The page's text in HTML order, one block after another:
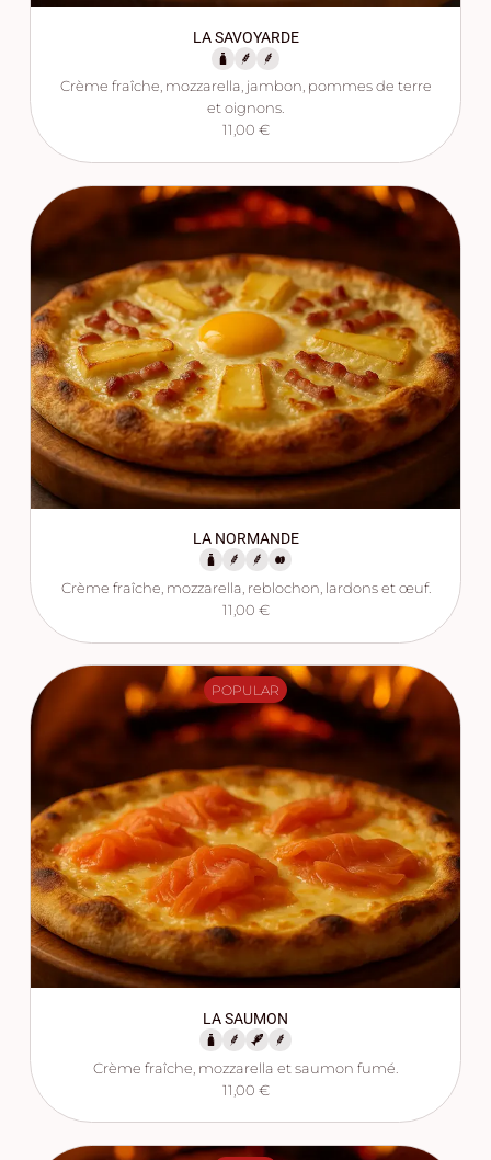
LA SAVOYARDE
Crème fraîche, mozzarella, jambon, pommes de terre
et oignons.
11,00 €
LA NORMANDE
Crème fraîche, mozzarella, reblochon, lardons et œuf.
11,00 €
POPULAR
LA SAUMON
Crème fraîche, mozzarella et saumon fumé.
11,00 €